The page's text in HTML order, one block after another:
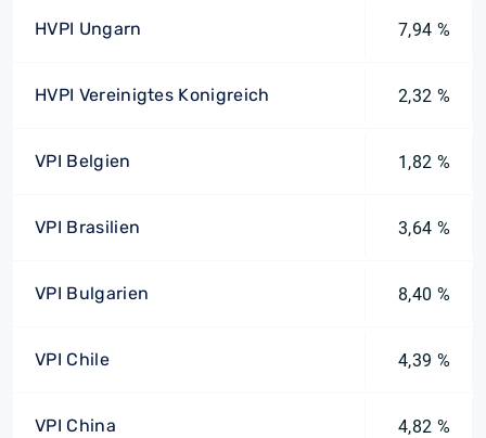
HVPI Ungarn 7,94 %
HVPI Vereinigtes Konigreich 2,32 %
VPI Belgien 1,82 %
VPI Brasilien 3,64 %
VPI Bulgarien 8,40 %
VPI Chile 4,39 %
VPI China 4,82 %